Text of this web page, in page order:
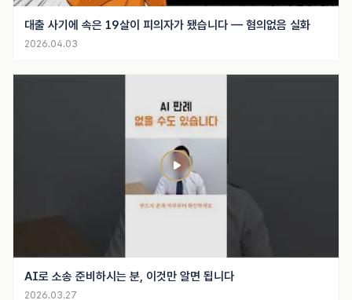
대출 사기에 속은 19살이 피의자가 됐습니다 — 혐의없음 실화
2026.04.03
AI로 소송 준비하시는 분, 이것만 알면 됩니다
2026.03.27